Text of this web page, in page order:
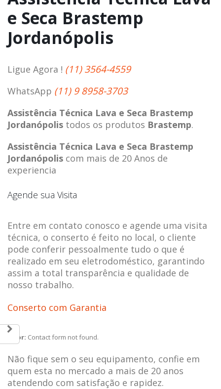
e Seca Brastemp
Jordanópolis
Ligue Agora ! (11) 3564-4559
WhatsApp (11) 9 8958-3703
Assistência Técnica Lava e Seca Brastemp
Jordanópolis todos os produtos Brastemp.
Assistência Técnica Lava e Seca Brastemp
Jordanópolis com mais de 20 Anos de
experiencia
Agende sua Visita
Entre em contato conosco e agende uma visita
técnica, o conserto é feito no local, o cliente
pode conferir pessoalmente tudo o que é
realizado em seu eletrodoméstico, garantindo
assim a total transparência e qualidade de
nosso trabalho.
Conserto com Garantia
Error: Contact form not found.
Não fique sem o seu equipamento, confie em
quem esta no mercado a mais de 20 anos
atendendo com satisfação e rapidez.